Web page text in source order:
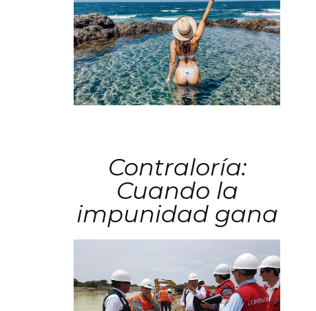
Contraloría:
Cuando la
impunidad gana